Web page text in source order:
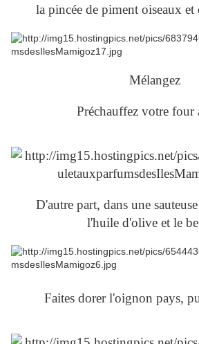
la pincée de piment oiseaux
Mélangez
Préchauffez votre four
D'autre part, dans une
l'huile d'olive et le
Faites dorer l'oignon pays,